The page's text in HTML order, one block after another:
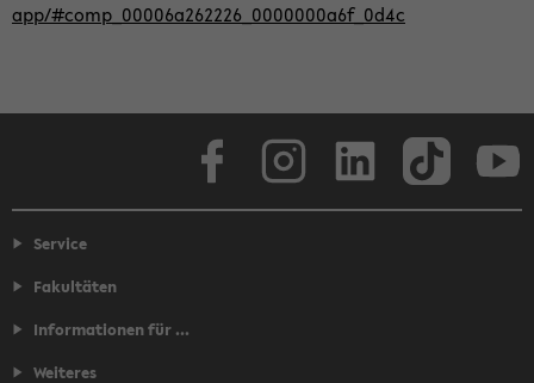
app/#comp_00006a262226_0000000a6f_0d4c
Service
Fakultäten
Informationen für ...
Weiteres